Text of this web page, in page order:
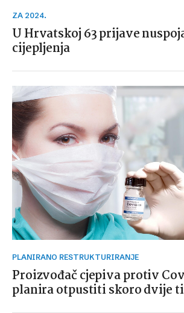
ZA 2024.
U Hrvatskoj 63 prijave
cijepljenja
PLANIRANO RESTRUKTURIRANJE
Proizvođač cjepiva protiv
planira otpustiti skoro dvije